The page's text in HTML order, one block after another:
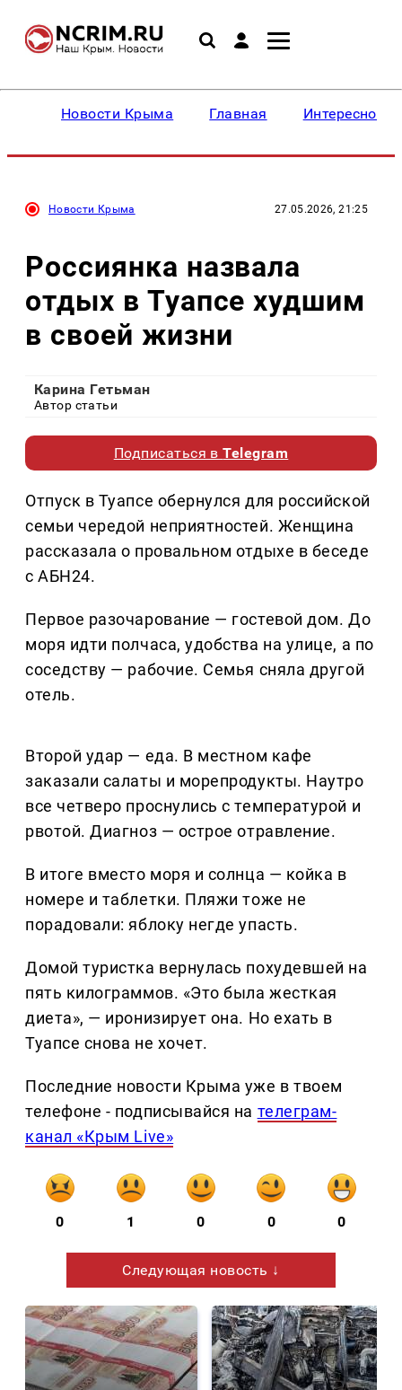
Новости Крыма Главная Интересное
Новости Крыма 27.05.2026, 21:25
Россиянка назвала
отдых в Туапсе худшим
в своей жизни
Карина Гетьман
Автор статьи
Подписаться вTelegram
Отпуск в Туапсе обернулся для российской
семьи чередой неприятностей. Женщина
рассказала о провальном отдыхе в беседе
с АБН24.
Первое разочарование — гостевой дом. До
моря идти полчаса, удобства на улице, а по
соседству — рабочие. Семья сняла другой
отель.
Второй удар — еда. В местном кафе
заказали салаты и морепродукты. Наутро
все четверо проснулись с температурой и
рвотой. Диагноз — острое отравление.
В итоге вместо моря и солнца — койка в
номере и таблетки. Пляжи тоже не
порадовали: яблоку негде упасть.
Домой туристка вернулась похудевшей на
пять килограммов. «Это была жесткая
диета», — иронизирует она. Но ехать в
Туапсе снова не хочет.
Последние новости Крыма уже в твоем
телефоне - подписывайся на телеграм-
канал «Крым Live»
0 1 0 0 0
Следующая новость ↓